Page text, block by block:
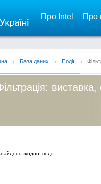
Про Intel Про
База даних Події
жодної події